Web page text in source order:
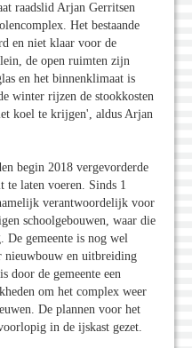
raadslid Arjan Gerritsen
Het bestaande
en niet klaar voor de
de open ruimten zijn
en het binnenklimaat is
winter rijzen de stookkosten
koel te krijgen', aldus Arjan
begin 2018 vergevorderde
te laten voeren. Sinds 1
verantwoordelijk voor
schoolgebouwen, waar die
De gemeente is nog wel
nieuwbouw en uitbreiding
door de gemeente een
om het complex weer
De plannen voor het
in de ijskast gezet.